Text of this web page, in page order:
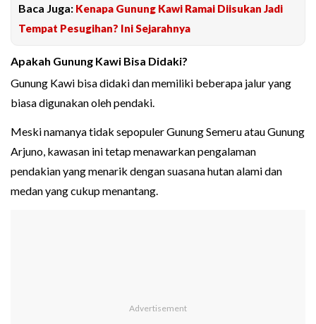
Baca Juga: Kenapa Gunung Kawi Ramai Diisukan Jadi
Tempat Pesugihan? Ini Sejarahnya
Apakah Gunung Kawi Bisa Didaki?
Gunung Kawi bisa didaki dan memiliki beberapa jalur yang
biasa digunakan oleh pendaki.
Meski namanya tidak sepopuler Gunung Semeru atau Gunung
Arjuno, kawasan ini tetap menawarkan pengalaman
pendakian yang menarik dengan suasana hutan alami dan
medan yang cukup menantang.